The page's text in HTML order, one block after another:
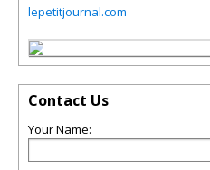
lepetitjournal.com
Contact Us
Your Name: